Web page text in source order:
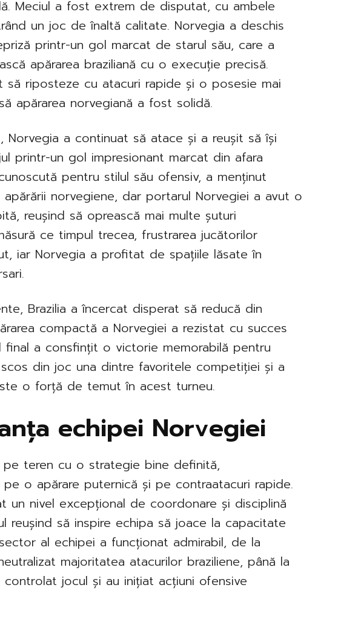
Meciul a fost extrem de disputat, cu ambele
un joc de înaltă calitate. Norvegia a deschis
printr-un gol marcat de starul său, care a
apărarea braziliană cu o execuție precisă.
să riposteze cu atacuri rapide și o posesie mai
apărarea norvegiană a fost solidă.
Norvegia a continuat să atace și a reușit să își
printr-un gol impresionant marcat din afara
pentru stilul său ofensiv, a menținut
apărării norvegiene, dar portarul Norvegiei a avut o
reușind să oprească mai multe șuturi
ce timpul trecea, frustrarea jucătorilor
iar Norvegia a profitat de spațiile lăsate în
Brazilia a încercat disperat să reducă din
compactă a Norvegiei a rezistat cu succes
final a consfințit o victorie memorabilă pentru
din joc una dintre favoritele competiției și a
o forță de temut în acest turneu.
echipei Norvegiei
pe teren cu o strategie bine definită,
o apărare puternică și pe contraatacuri rapide.
un nivel excepțional de coordonare și disciplină
reușind să inspire echipa să joace la capacitate
al echipei a funcționat admirabil, de la
majoritatea atacurilor braziliene, până la
controlat jocul și au inițiat acțiuni ofensive